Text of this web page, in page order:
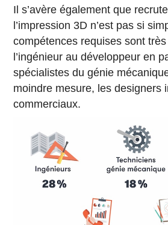
Il s’avère également que
l’impression 3D n’est pas si
compétences requises sont
l’ingénieur au développeur en
spécialistes du génie
moindre mesure, les designers
commerciaux.